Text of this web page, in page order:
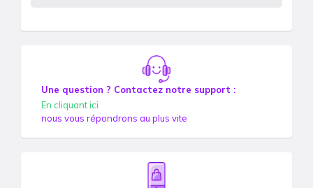
Une question ? Contactez notre support :
En cliquant ici
nous vous répondrons au plus vite